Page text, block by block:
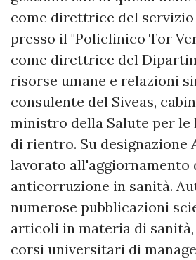
come direttrice del
presso il "Policlinico Tor
come direttrice del
risorse umane e relazioni
consulente del Siveas,
ministro della Salute per le
di rientro. Su designazione
lavorato all'aggiornamento
anticorruzione in sanità.
numerose pubblicazioni
articoli in materia di
corsi universitari di